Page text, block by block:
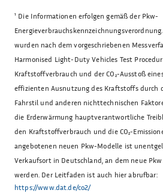
¹ Die Informationen erfolgen gemäß der Pkw-
wurden nach dem vorgeschriebenen
Harmonised Light-Duty Vehicles Test
Kraftstoffverbrauch und der CO₂-Ausstoß
effizienten Ausnutzung des Kraftstoffs durch
Fahrstil und anderen nichttechnischen
die Erderwärmung hauptverantwortliche
den Kraftstoffverbrauch und die CO₂-
angebotenen neuen Pkw-Modelle ist
Verkaufsort in Deutschland, an dem neue
werden. Der Leitfaden ist auch hier abrufbar:
https://www.dat.de/co2/